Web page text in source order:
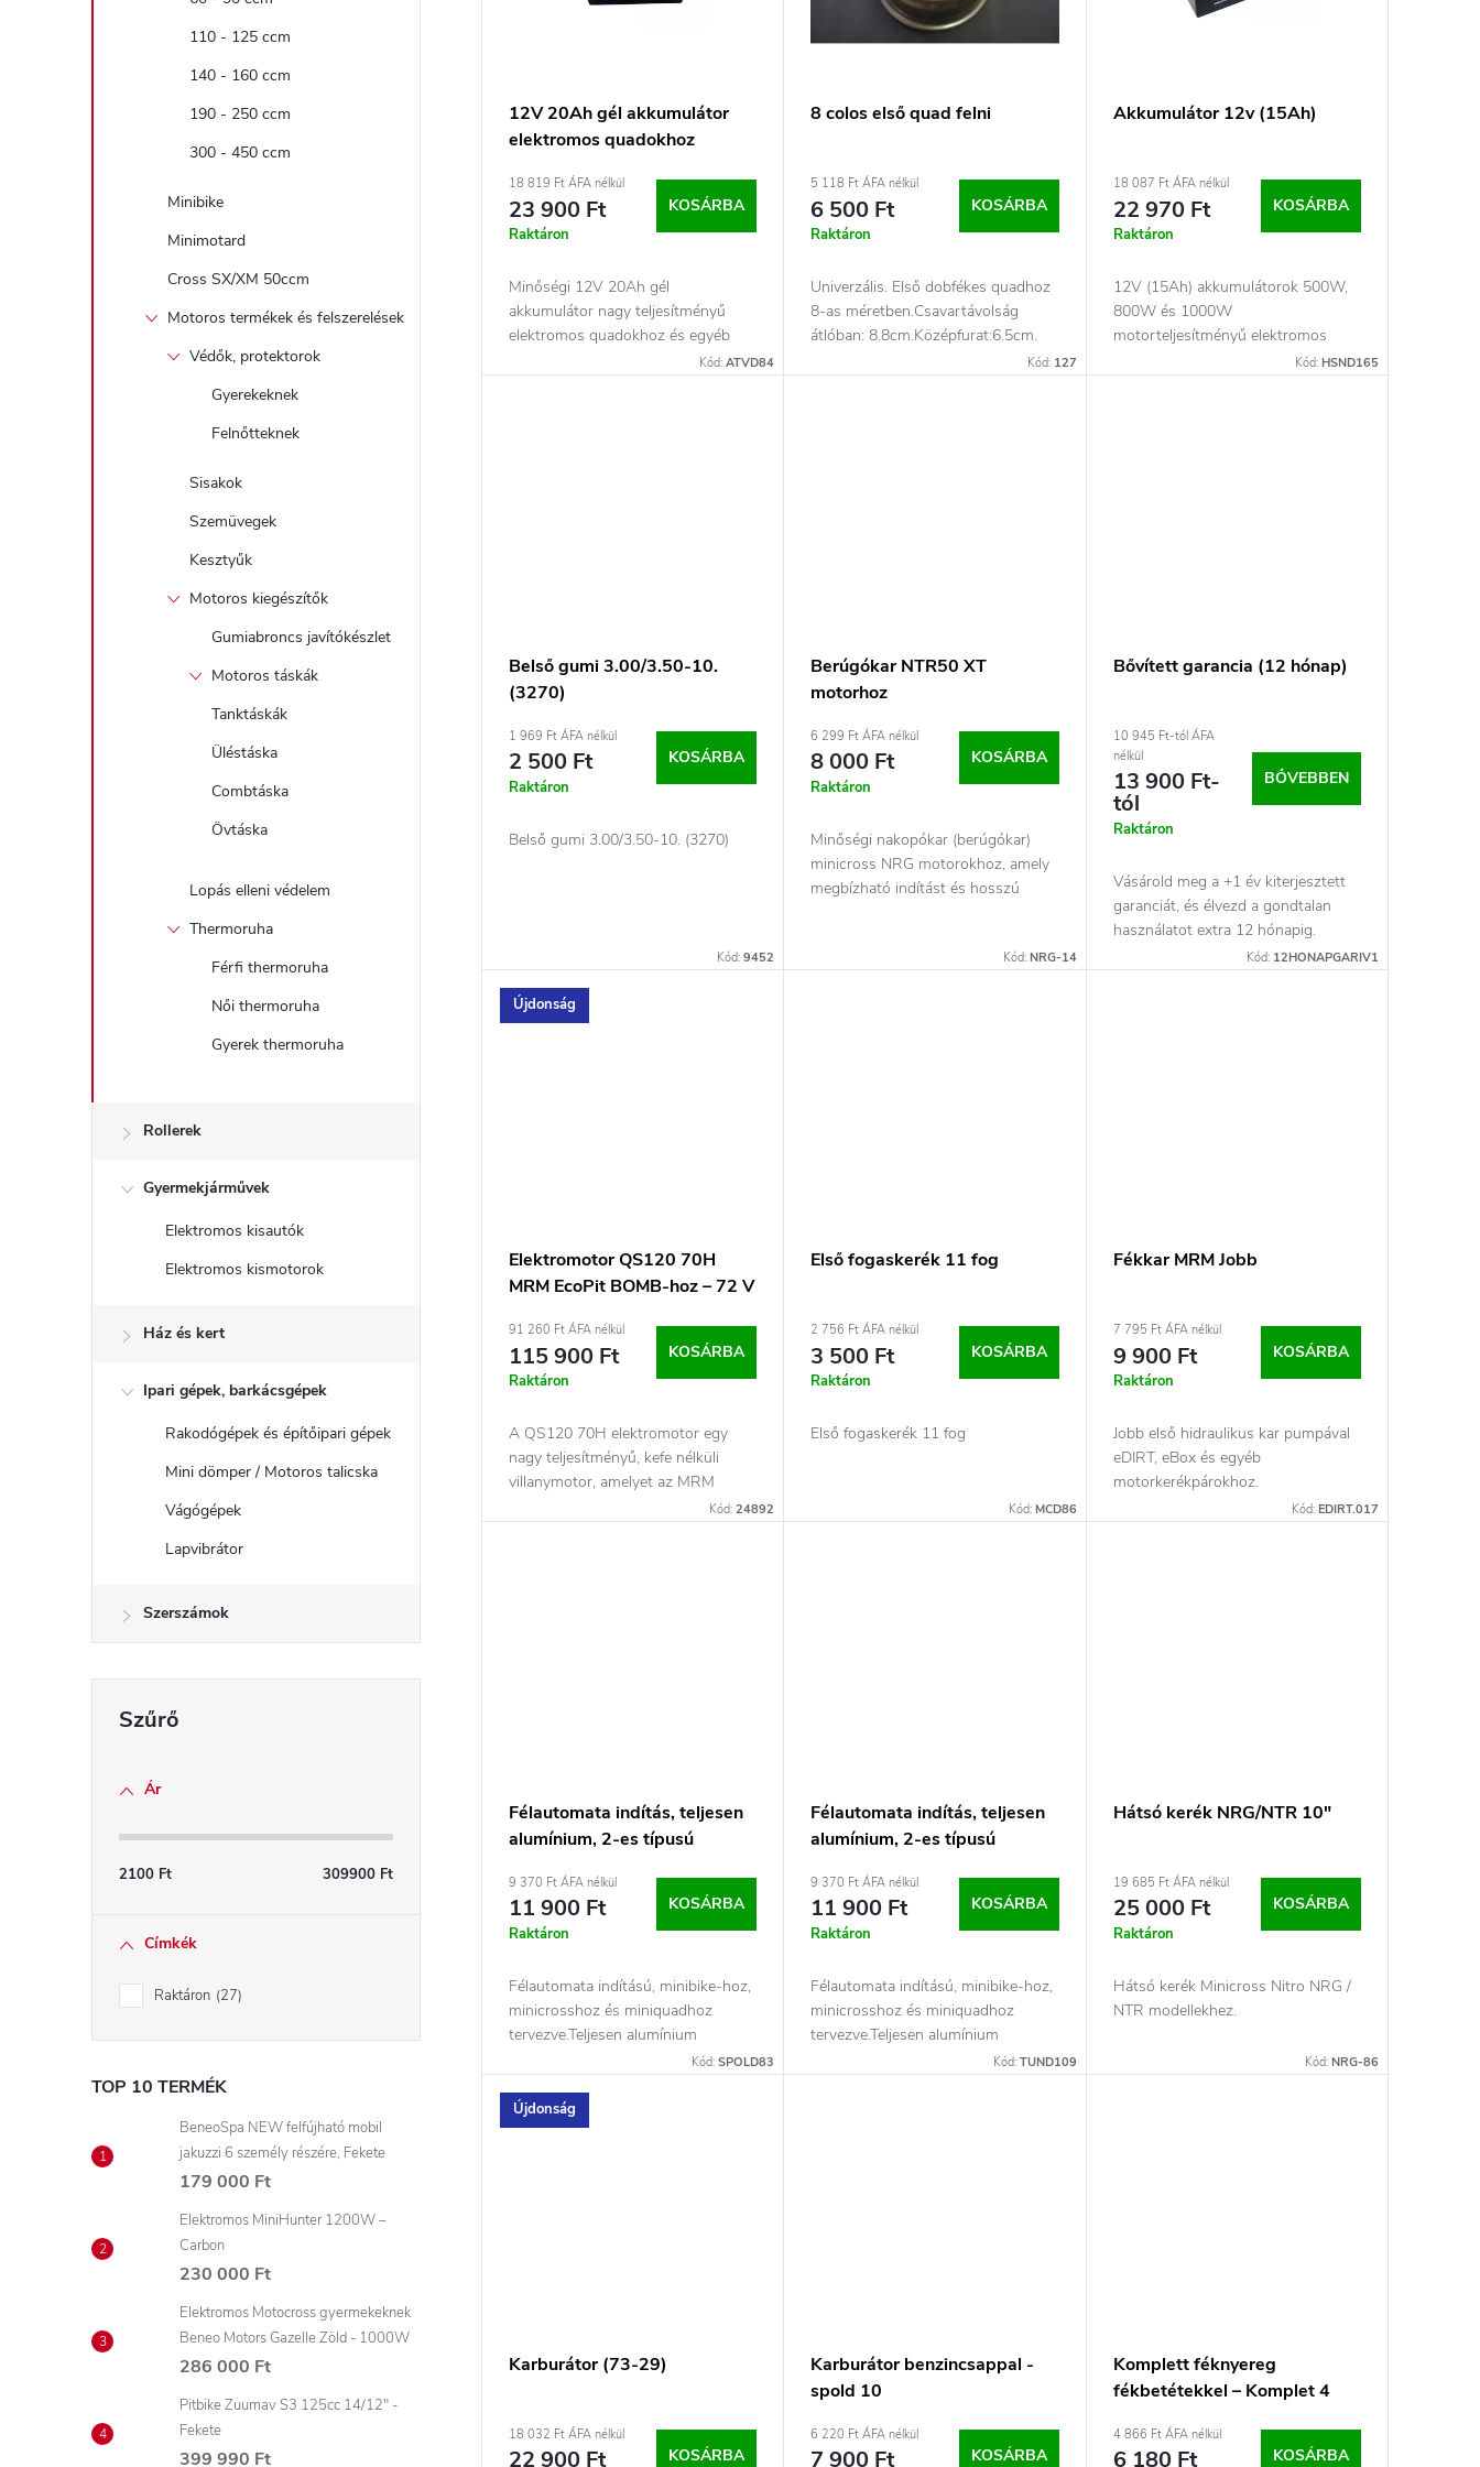
110 - 125 ccm
140 - 160 ccm
190 - 250 ccm
300 - 450 ccm
Minibike
Minimotard
Cross SX/XM 50ccm
Motoros termékek és felszerelések
Védők, protektorok
Gyerekeknek
Felnőtteknek
Sisakok
Szemüvegek
Kesztyűk
Motoros kiegészítők
Gumiabroncs javítókészlet
Motoros táskák
Tanktáskák
Üléstáska
Combtáska
Övtáska
Lopás elleni védelem
Thermoruha
Férfi thermoruha
Női thermoruha
Gyerek thermoruha
Rollerek
Gyermekjárművek
Elektromos kisautók
Elektromos kismotorok
Ház és kert
Ipari gépek, barkácsgépek
Rakodógépek és építőipari gépek
Mini dömper / Motoros talicska
Vágógépek
Lapvibrátor
Szerszámok
Ár
2100 Ft 309900 Ft
Címkék
Raktáron 27
TOP 10 TERMÉK
BeneoSpa NEW felfújható mobil
jakuzzi 6 személy részére, Fekete
179 000 Ft
Elektromos MiniHunter 1200W –
Carbon
230 000 Ft
Elektromos Motocross gyermekeknek
Beneo Motors Gazelle Zöld - 1000W
286 000 Ft
Pitbike Zuumav S3 125cc 14/12" -
Fekete
399 990 Ft
z
12V 20Ah gél akkumulátor
elektromos quadokhoz
18 819 Ft ÁFA nélkül
23 900 Ft
Raktáron
KOSÁRBA
Minőségi 12V 20Ah gél
akkumulátor nagy teljesítményű
elektromos quadokhoz és egyéb
elektromos járművekhez. Az...Kód:ATVD84
8 colos első quad felni
5 118 Ft ÁFA nélkül
6 500 Ft
Raktáron
KOSÁRBA
Univerzális. Első dobfékes quadhoz
8-as méretben.Csavartávolság
átlóban: 8.8cm.Középfurat:6.5cm.
Kód: 127
Akkumulátor 12v (15Ah)
18 087 Ft ÁFA nélkül
22 970 Ft
Raktáron
KOSÁRBA
12V (15Ah) akkumulátorok 500W,
800W és 1000W
motorteljesítményű elektromos
robogókhozAz akkumulátorok
Kód: HSND165
Belső gumi 3.00/3.50-10.
(3270)
1 969 Ft ÁFA nélkül
2 500 Ft
Raktáron
KOSÁRBA
Belső gumi 3.00/3.50-10. (3270)
Kód:9452
Berúgókar NTR50 XT
motorhoz
6 299 Ft ÁFA nélkül
8 000 Ft
Raktáron
KOSÁRBA
Minőségi nakopókar (berúgókar)
minicross NRG motorokhoz, amely
megbízható indítást és hosszú
Kód: NRG-14
Bővített garancia (12 hónap)
10 945 Ft-tól ÁFA
nélkül
13 900 Ft-
tól
Raktáron
BŐVEBBEN
Vásárold meg a +1 év kiterjesztett
garanciát, és élvezd a gondtalan
használatot extra 12 hónapig.
Kód: 12HONAPGARIV1
Újdonság
Elektromotor QS120 70H
MRM EcoPit BOMB-hoz – 72 V
91 260 Ft ÁFA nélkül
115 900 Ft
Raktáron
KOSÁRBA
A QS120 70H elektromotor egy
nagy teljesítményű, kefe nélküli
villanymotor, amelyet az MRM
Kód:24892
Első fogaskerék 11 fog
2 756 Ft ÁFA nélkül
3 500 Ft
Raktáron
KOSÁRBA
Első fogaskerék 11 fog
Kód: MCD86
Fékkar MRM Jobb
7 795 Ft ÁFA nélkül
9 900 Ft
Raktáron
KOSÁRBA
Jobb első hidraulikus kar pumpával
eDIRT, eBox és egyéb
motorkerékpárokhoz.
Kód: EDIRT.017
Félautomata indítás, teljesen
alumínium, 2-es típusú
9 370 Ft ÁFA nélkül
11 900 Ft
Raktáron
KOSÁRBA
Félautomata indítású, minibike-hoz,
minicrosshoz és miniquadhoz
tervezve.Teljesen alumínium
Kód:SPOLD83
Félautomata indítás, teljesen
alumínium, 2-es típusú
9 370 Ft ÁFA nélkül
11 900 Ft
Raktáron
KOSÁRBA
Félautomata indítású, minibike-hoz,
minicrosshoz és miniquadhoz
tervezve.Teljesen alumínium
Kód: TUND109
Hátsó kerék NRG/NTR 10"
19 685 Ft ÁFA nélkül
25 000 Ft
Raktáron
KOSÁRBA
Hátsó kerék Minicross Nitro NRG /
NTR modellekhez.
Kód: NRG-86
Újdonság
Karburátor (73-29)
18 032 Ft ÁFA nélkül
22 900 Ft KOSÁRBA
Karburátor benzincsappal -
spold 10
6 220 Ft ÁFA nélkül
7 900 Ft KOSÁRBA
Komplett féknyereg
fékbetétekkel – Komplet 4
4 866 Ft ÁFA nélkül
6 180 Ft KOSÁRBA